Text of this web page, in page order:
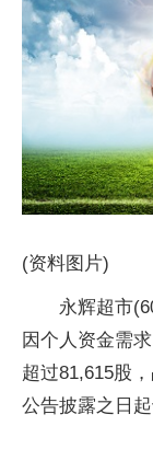
(资料图片)
永辉超市
因个人资金需
超过81,615股
公告披露之日